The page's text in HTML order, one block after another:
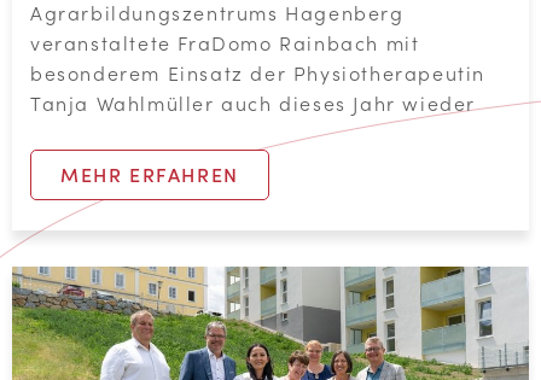
Agrarbildungszentrums Hagenberg
veranstaltete FraDomo Rainbach mit
besonderem Einsatz der Physiotherapeutin
Tanja Wahlmüller auch dieses Jahr wieder
MEHR ERFAHREN